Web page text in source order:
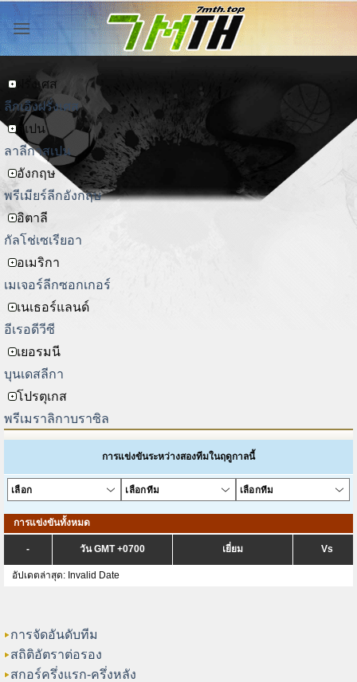
ข้าม
ไป
ยัง
ฝรั่งเศส
ลีกเอิงฝรั่งเศส
สเปน
ลาลีกาสเปน
อังกฤษ
พรีเมียร์ลีกอังกฤษ
อิตาลี
กัลโช่เซเรียอา
อเมริกา
เมเจอร์ลีกซอกเกอร์
เนเธอร์แลนด์
อีเรอดีวีซี
เยอรมนี
บุนเดสลีกา
โปรตุเกส
พรีเมราลิกาบราซิล
การแข่งขันระหว่างสองทีมในฤดูกาลนี้
เลือก เลือกทีม เลือกทีม
การแข่งขันทั้งหมด
- วัน GMT +0700 เยี่ยม Vs
อัปเดตล่าสุด: Invalid Date
การจัดอันดับทีม
สถิติอัตราต่อรอง
สกอร์ครึ่งแรก-ครึ่งหลัง